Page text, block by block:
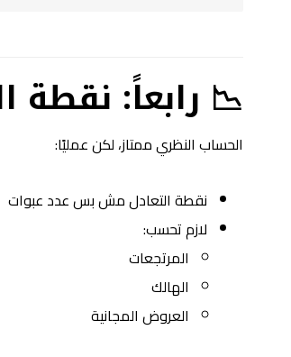
📉 رابعاً:
الحساب النظري ممتاز، لكن عمليًا:
نقطة التعادل مش بس عدد عبوات
لازم تحسب:
المرتجعات
الهالك
العروض المجانية